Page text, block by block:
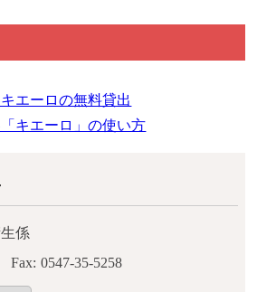
エーロの無料貸出
キエーロ」の使い方
係
Fax: 0547-35-5258